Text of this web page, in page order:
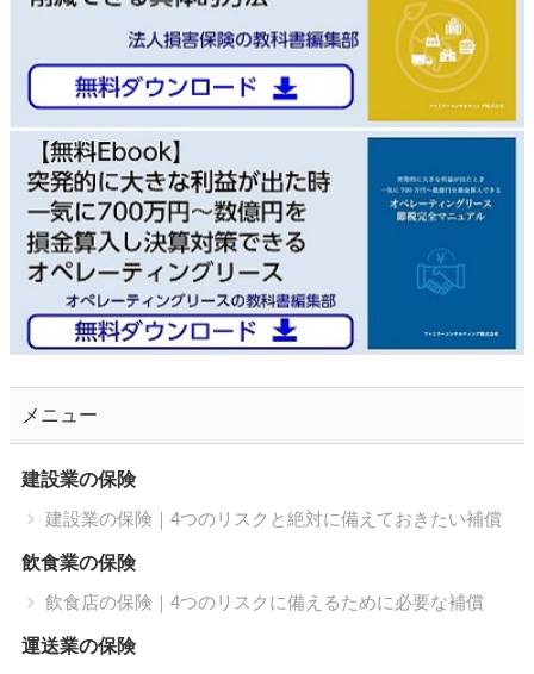
メニュー
建設業の保険
建設業の保険｜4つのリスクと絶対に備えておきたい補償
飲食業の保険
飲食店の保険｜4つのリスクに備えるために必要な補償
運送業の保険